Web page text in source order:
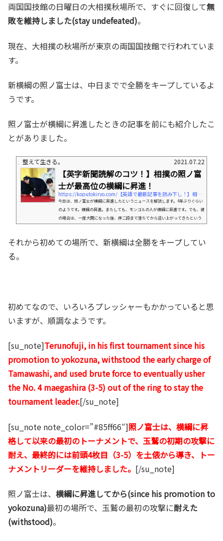
両国国技館の日曜日の大相撲秋場所で、すぐに回復して無
敗を維持しました(stay undefeated)。
現在、大相撲の秋場所が東京の両国国技館で行われていま
す。
新横綱の照ノ富士は、中日までで全勝をキープしているよ
うです。
照ノ富士が横綱に昇進したときの記事を前にも紹介したこ
とがありました。
整えて生きる。 2021.07.22
【英字新聞読解のコツ！】相撲の照ノ富
士が最高位の横綱に昇進！
https://koputokiryo.com/【英語で最新記事を読み下し！】相撲の照ノ富士
今日は、照ノ富士が横綱に昇進したというニュースを解読します。4年ぶりぐらい
のようです。横綱の昇進。またしても、モンゴルの人が横綱に昇進です。でも、彼
の場合は、一度大関になった後、序二段まで落ちてから這い上がってきたという
meback from the depths of sumo’s lower divisions beyond his previous
それから初めての場所で、新横綱は全勝をキープしてい
る。
初めてなので、いろいろプレッシャーもかかっていると思
いますが、順調なようです。
[su_note]Terunofuji, in his first tournament since his
promotion to yokozuna, withstood the early charge of
Tamawashi, and used brute force to eventually usher
the No. 4 maegashira (3-5) out of the ring to stay the
tournament leader.[/su_note]
[su_note note_color=”#85ff66″]照ノ富士は、横綱に昇
格して以来の最初のトーナメントで、玉鷲の初期の攻撃に
耐え、最終的には前頭4枚目（3-5）を土俵から導き、トー
ナメントリーダーを維持しました。 [/su_note]
照ノ富士は、 横綱に昇進してから(since his promotion to
yokozuna)最初の場所で、玉鷲の最初の攻撃に耐えた
(withstood)。